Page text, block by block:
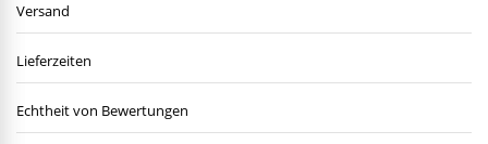
Versand
Lieferzeiten
Echtheit von Bewertungen